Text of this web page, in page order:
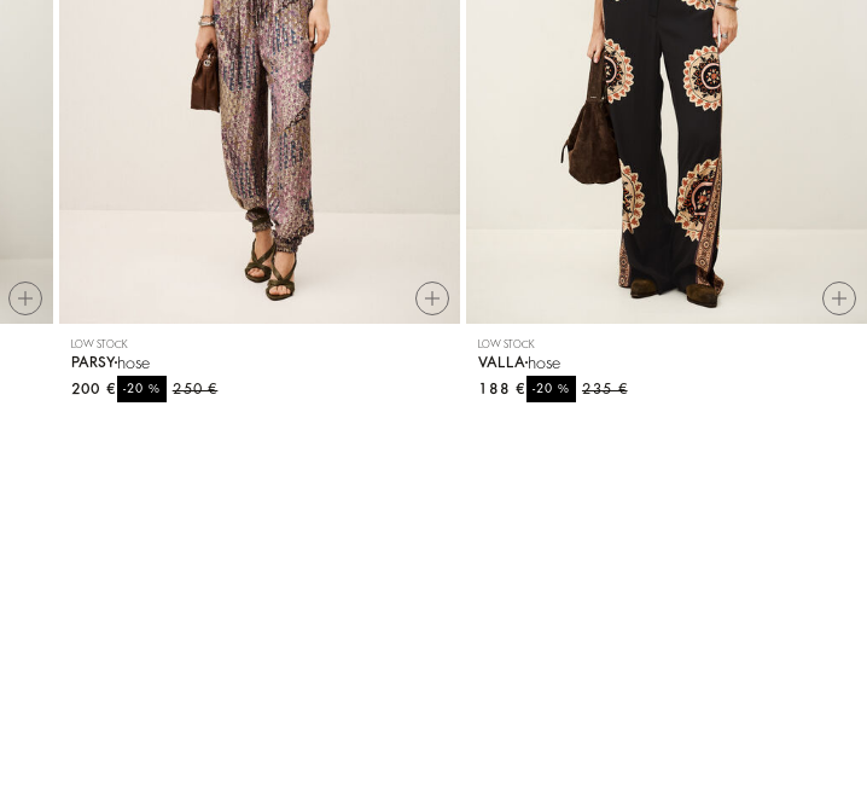
LOW STOCK
PARSYhose
250 €
-20 %
200 €
LOW STOCK
VALLA hose
235 €
-20%
188 €